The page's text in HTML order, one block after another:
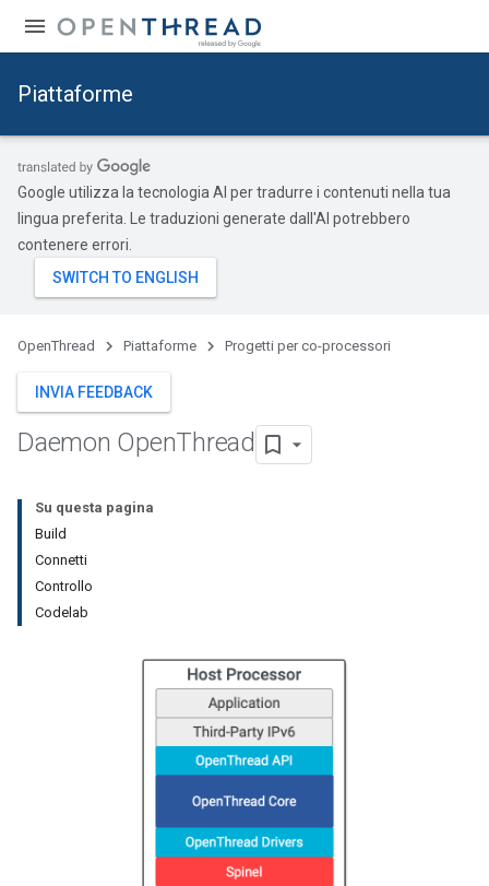
Piattaforme
Google utilizza la tecnologia AI per tradurre i contenuti nella tua
lingua preferita. Le traduzioni generate dall'AI potrebbero
contenere errori.
OpenThread Piattaforme Progetti per co-processori
INVIA FEEDBACK
Daemon OpenThread
Su questa pagina
Build
Connetti
Controllo
Codelab